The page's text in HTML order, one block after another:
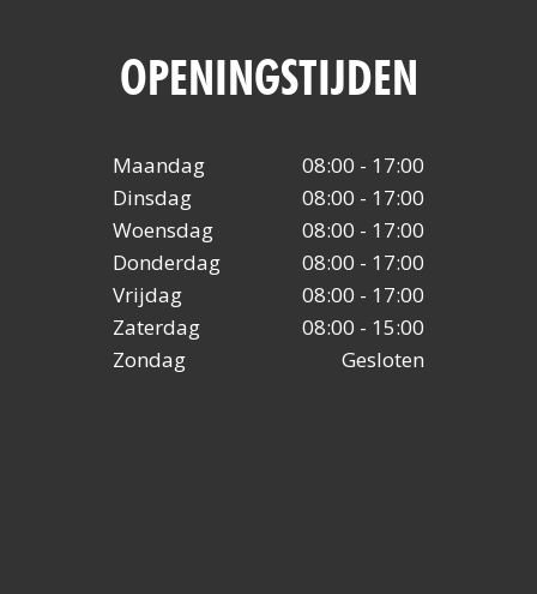
OPENINGSTIJDEN
Maandag
08:00 - 17:00
Dinsdag
08:00 - 17:00
Woensdag
08:00 - 17:00
Donderdag
08:00 - 17:00
Vrijdag
08:00 - 17:00
Zaterdag
08:00 - 15:00
Zondag
Gesloten